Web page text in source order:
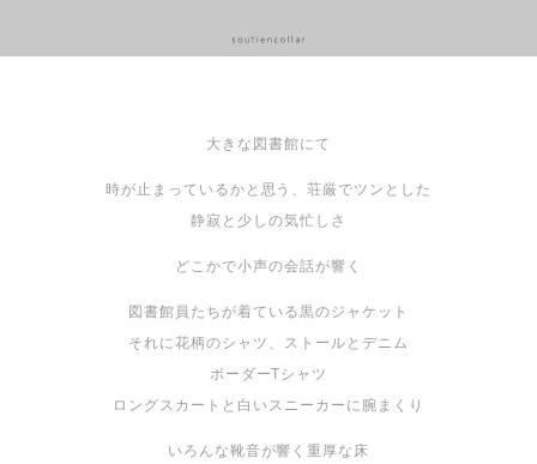
大きな図書館にて
時が止まっているかと思う、荘厳でツンとした
静寂と少しの気忙しさ
どこかで小声の会話が響く
図書館員たちが着ている黒のジャケット
それに花柄のシャツ、ストールとデニム
ボーダーTシャツ
ロングスカートと白いスニーカーに腕まくり
いろんな靴音が響く重厚な床